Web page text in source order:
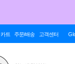
카트 주문/배송 고객센터